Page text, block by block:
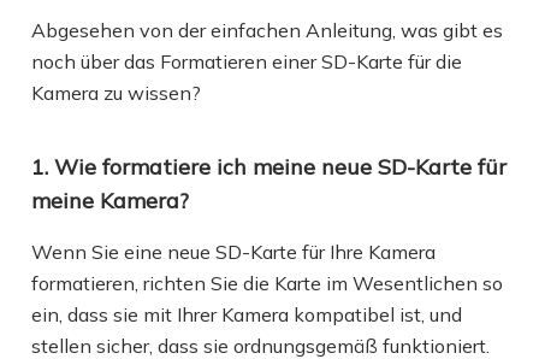
Abgesehen von der einfachen Anleitung, was gibt es
noch über das Formatieren einer SD-Karte für die
Kamera zu wissen?
1. Wie formatiere ich meine neue SD-Karte für
meine Kamera?
Wenn Sie eine neue SD-Karte für Ihre Kamera
formatieren, richten Sie die Karte im Wesentlichen so
ein, dass sie mit Ihrer Kamera kompatibel ist, und
stellen sicher, dass sie ordnungsgemäß funktioniert.